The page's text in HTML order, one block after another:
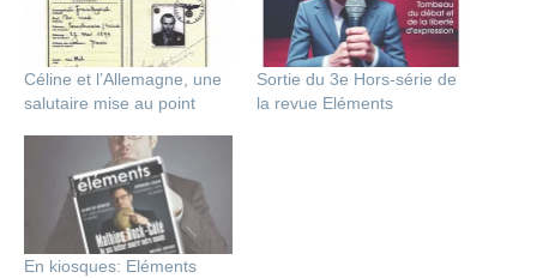
Céline et l’Allemagne, une
salutaire mise au point
Sortie du 3e Hors-série de
la revue Eléments
En kiosques: Eléments